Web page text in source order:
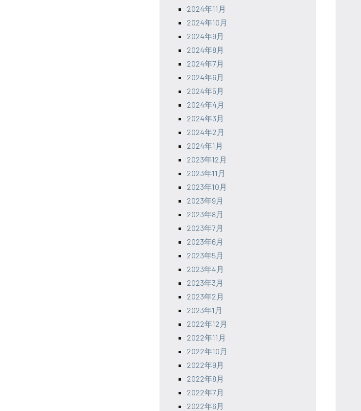
2024年11月
2024年10月
2024年9月
2024年8月
2024年7月
2024年6月
2024年5月
2024年4月
2024年3月
2024年2月
2024年1月
2023年12月
2023年11月
2023年10月
2023年9月
2023年8月
2023年7月
2023年6月
2023年5月
2023年4月
2023年3月
2023年2月
2023年1月
2022年12月
2022年11月
2022年10月
2022年9月
2022年8月
2022年7月
2022年6月